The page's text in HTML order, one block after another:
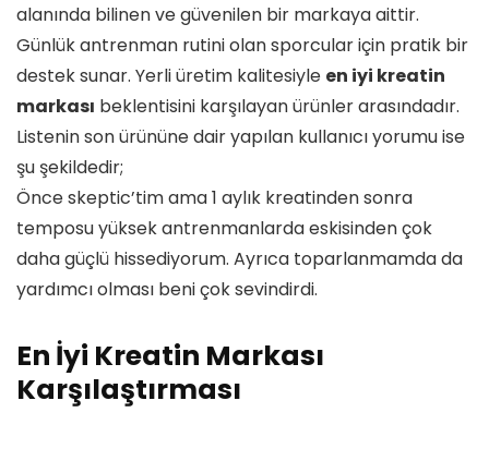
alanında bilinen ve güvenilen bir markaya aittir.
Günlük antrenman rutini olan sporcular için pratik bir
destek sunar. Yerli üretim kalitesiyle en iyi kreatin
markası beklentisini karşılayan ürünler arasındadır.
Listenin son ürününe dair yapılan kullanıcı yorumu ise
şu şekildedir;
Önce skeptic’tim ama 1 aylık kreatinden sonra
temposu yüksek antrenmanlarda eskisinden çok
daha güçlü hissediyorum. Ayrıca toparlanmamda da
yardımcı olması beni çok sevindirdi.
En İyi Kreatin Markası
Karşılaştırması